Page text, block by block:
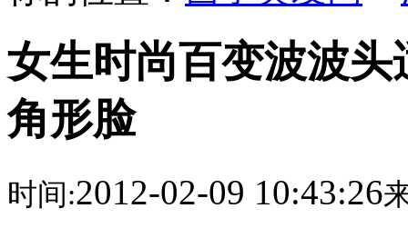
女生时尚百变波波
角形脸
时间:2012-02-09 10:43:26